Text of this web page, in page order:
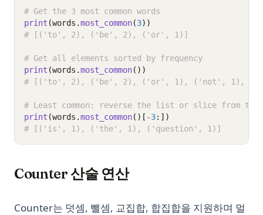
# Get the 3 most common words
print (words.most_common(3))
# [('to', 2), ('be', 2), ('or', 1)]
# Get all elements sorted by frequency
print (words.most_common())
# [('to', 2), ('be', 2), ('or', 1), ('not', 1),
# Least common: reverse the list or slice from the
print (words.most_common()[ -3:])
# [('is', 1), ('the', 1), ('question', 1)]
Counter 산술 연산
Counter는 덧셈, 뺄셈, 교집합, 합집합을 지원하며 멀